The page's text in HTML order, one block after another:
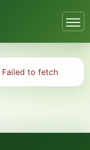
Failed to fetch